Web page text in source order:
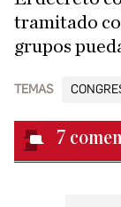
tramitado
grupos
TEMAS
7